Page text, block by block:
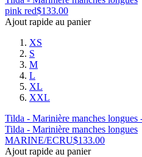
pink red$133.00
Ajout rapide au panier
XS
S
M
L
XL
XXL
Tilda - Marinière manches longues
Tilda - Marinière manches longues
MARINE/ECRU$133.00
Ajout rapide au panier